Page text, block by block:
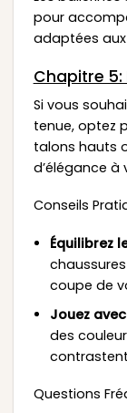
pour
adaptées
Chapitre 5:
Si vous
tenue, optez
talons hauts
d’élégance à
Conseils
Équilibrez
coupe de
Jouez
des
Questions